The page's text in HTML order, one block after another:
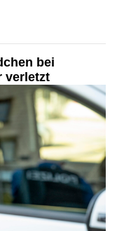
bei
verletzt